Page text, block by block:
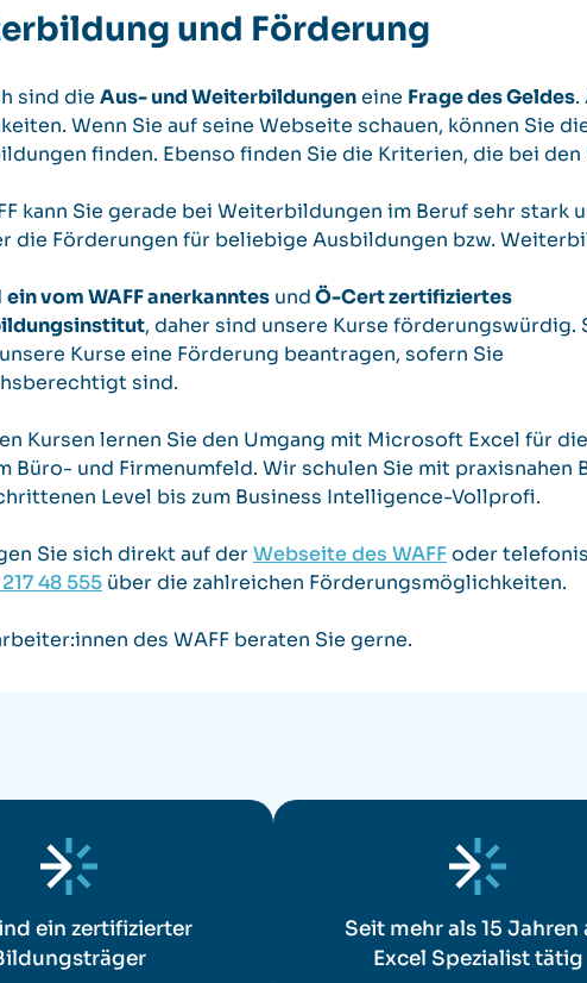
und Förderung
sind die Aus- und Weiterbildungeneine Frage des Geldes.
Wenn Sie auf seine Webseite schauen, können Sie
finden. Ebenso finden Sie die Kriterien, die bei
kann Sie gerade bei Weiterbildungen im Beruf sehr
die Förderungen für beliebige Ausbildungen bzw.
ein vom WAFF anerkanntes undÖ-Cert zertifiziertes
, daher sind unsere Kurse förderungswürdig.
Kurse eine Förderung beantragen, sofern Sie
sind.
Kursen lernen Sie den Umgang mit Microsoft Excel für
Büro- und Firmenumfeld. Wir schulen Sie mit praxisnahen
Level bis zum Business Intelligence-Vollprofi.
Sie sich direkt auf derWebseite des WAFFoder
48 555 über die zahlreichen Förderungsmöglichkeiten.
des WAFF beraten Sie gerne.
ein zertifizierter
Seit mehr als 15 Jahren
Excel Spezialist tätig